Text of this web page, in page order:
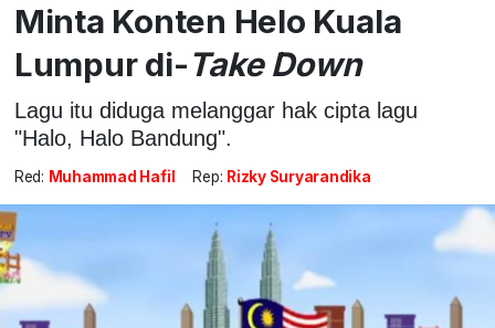
Minta Konten Helo Kuala
Lumpur di-Take Down
Lagu itu diduga melanggar hak cipta lagu
"Halo, Halo Bandung".
Red: Muhammad Hafil Rep: Rizky Suryarandika